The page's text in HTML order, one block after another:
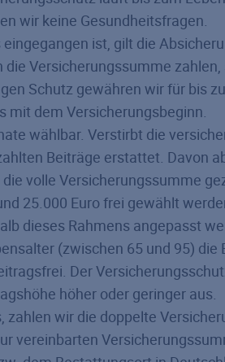
wir keine Gesundheitsfragen.
ist, gilt die
Versicherungssumme zahlen,
Schutz gewähren wir für bis
mit dem Versicherungsbeginn.
wählbar. Verstirbt die
Beiträge erstattet. Davon
volle Versicherungs­summe
25.000 Euro frei gewählt
dieses Rahmens angepasst
(zwischen 65 und 95) die
Der
höher oder geringer aus.
wir die doppelte
vereinbarten